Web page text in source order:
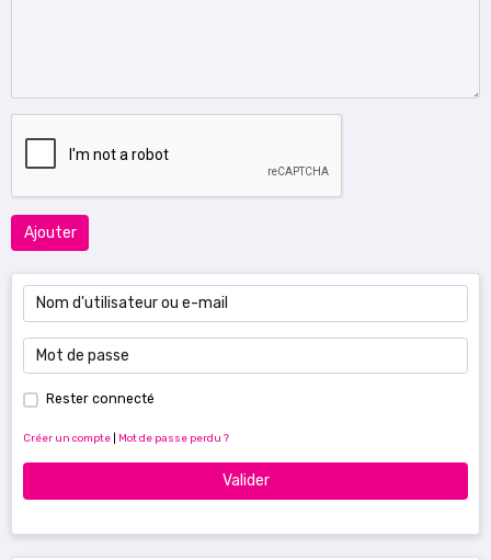
Ajouter
Rester connecté
Créer un compte Mot de passe perdu ?
Valider